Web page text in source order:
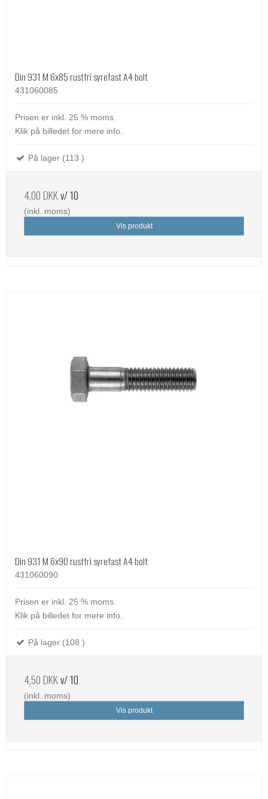
Din 931 M 6x85 rustfri syrefast A4 bolt
431060085
Prisen er inkl. 25 % moms.
Klik på billedet for mere info.
På lager (113 )
4,00 DKKv/ 10
(inkl. moms)
Vis produkt
Din 931 M 6x90 rustfri syrefast A4 bolt
431060090
Prisen er inkl. 25 % moms.
Klik på billedet for mere info.
På lager (108 )
4,50 DKKv/ 10
(inkl. moms)
Vis produkt